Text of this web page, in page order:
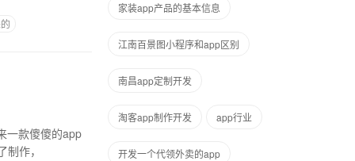
一款傻傻的app
制作，
家装app产品的基本信息
江南百景图小程序和app区别
南昌app定制开发
淘客app制作开发 app行业
开发一个代领外卖的app